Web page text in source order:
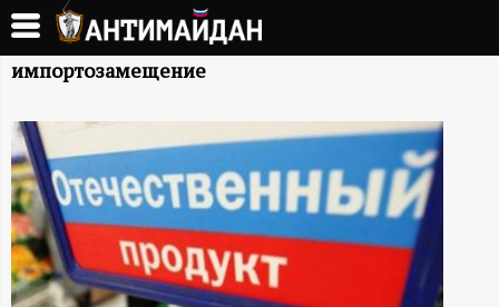
Перейти
основному
А
Н
Т
И
М
импортозамещение